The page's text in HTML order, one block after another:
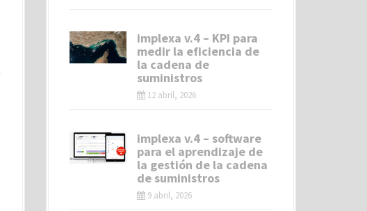
implexa v.4 – KPI para
medir la eficiencia de
la cadena de
suministros
12 abril, 2026
implexa v.4 – software
para el aprendizaje de
la gestión de la cadena
de suministros
9 abril, 2026